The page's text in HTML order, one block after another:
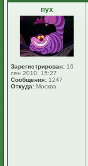
пух
Зарегистрирован: 16
сен 2010, 15:27
Сообщения: 1247
Откуда: Москва